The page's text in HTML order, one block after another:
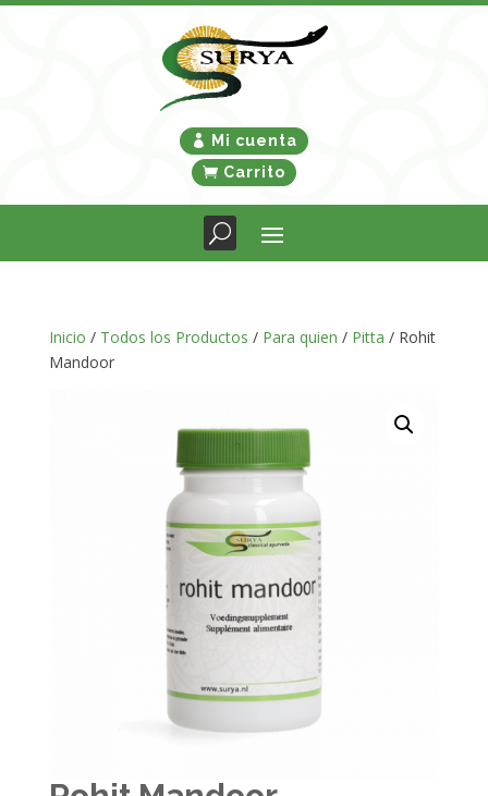
Mi cuenta
Carrito
Inicio / Todos los Productos / Para quien / Pitta / Rohit
Mandoor